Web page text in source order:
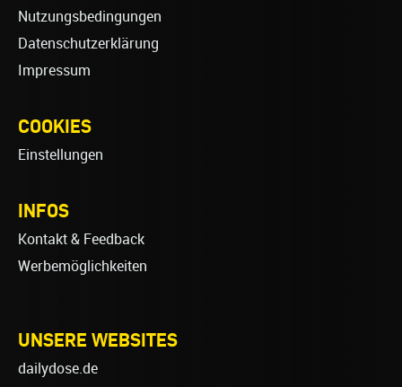
Nutzungsbedingungen
Datenschutzerklärung
Impressum
COOKIES
Einstellungen
INFOS
Kontakt & Feedback
Werbemöglichkeiten
UNSERE WEBSITES
dailydose.de